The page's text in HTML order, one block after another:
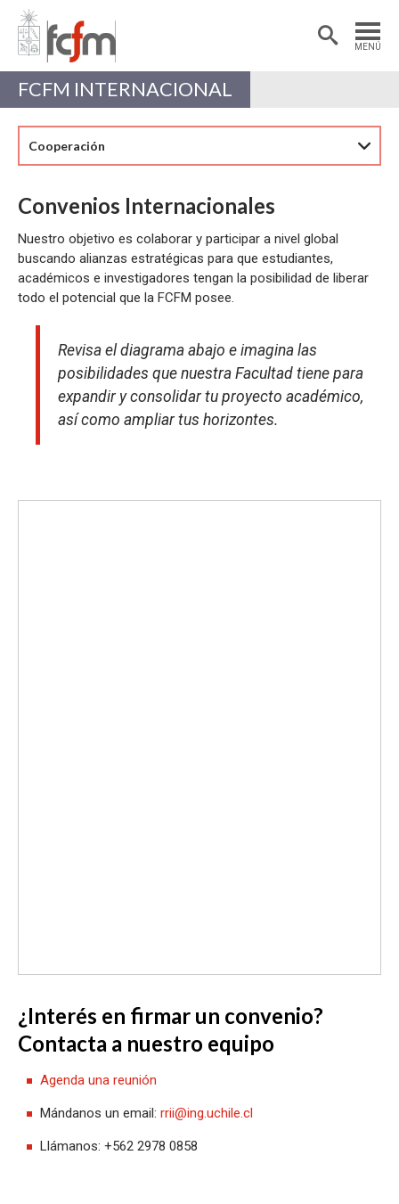
MENÚ
Estudiantes
Académicas/os
FCFM INTERNACIONAL
Cooperación
Convenios Internacionales
Nuestro objetivo es colaborar y participar a nivel global
buscando alianzas estratégicas para que estudiantes,
académicos e investigadores tengan la posibilidad de liberar
todo el potencial que la FCFM posee.
Revisa el diagrama abajo e imagina las
posibilidades que nuestra Facultad tiene para
expandir y consolidar tu proyecto académico,
así como ampliar tus horizontes.
¿Interés en firmar un convenio?
Contacta a nuestro equipo
Agenda una reunión
Mándanos un email: rrii@ing.uchile.cl
Llámanos: +562 2978 0858